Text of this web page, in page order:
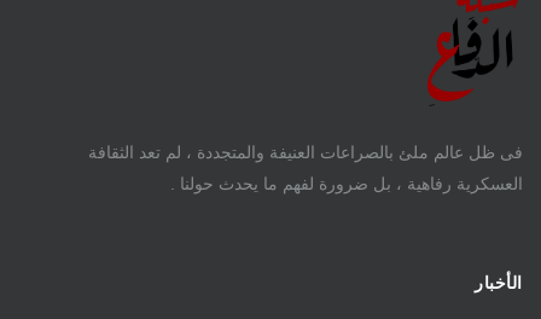
فى ظل عالم ملئ بالصراعات العنيفة والمتجددة ، لم تعد الثقافة
العسكرية رفاهية ، بل ضرورة لفهم ما يحدث حولنا .
الأخبار